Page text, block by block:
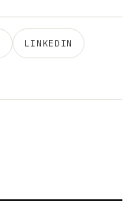
LINKEDIN